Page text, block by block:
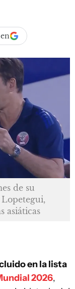
de su
asiáticas
en la lista
2026,